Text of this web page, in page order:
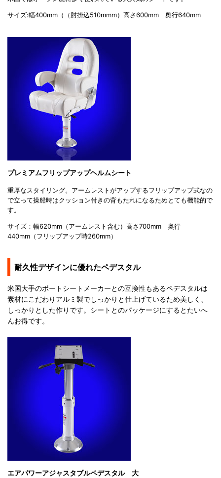
サイズ:幅400mm（（肘掛込510mmm）高さ600mm 奥行640mm
プレミアムフリップアップヘルムシート
重厚なスタイリング。アームレストがアップするフリップアップ式なの
で立って操船時はクッション付きの背もたれになるためとても機能的で
す。
サイズ：幅620mm（アームレスト含む）高さ700mm 奥行
440mm（フリップアップ時260mm）
耐久性デザインに優れたペデスタル
米国大手のボートシートメーカーとの互換性もあるペデスタルは
素材にこだわりアルミ製でしっかりと仕上げているため美しく、
しっかりとした作りです。シートとのパッケージにするとたいへ
んお得です。
エアパワーアジャスタブルペデスタル 大